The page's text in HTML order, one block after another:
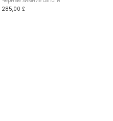
285,00 £